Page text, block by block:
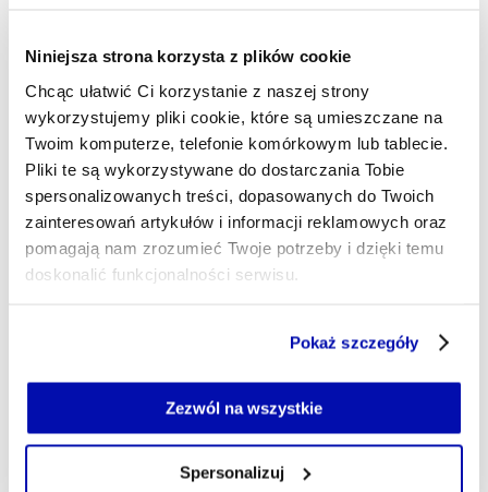
Niniejsza strona korzysta z plików cookie
Chcąc ułatwić Ci korzystanie z naszej strony
wykorzystujemy pliki cookie, które są umieszczane na
Twoim komputerze, telefonie komórkowym lub tablecie.
Pliki te są wykorzystywane do dostarczania Tobie
spersonalizowanych treści, dopasowanych do Twoich
zainteresowań artykułów i informacji reklamowych oraz
pomagają nam zrozumieć Twoje potrzeby i dzięki temu
doskonalić funkcjonalności serwisu.
Jeżeli nie wyrażasz zgody na zapisywanie plików cookie,
możesz łatwo zarządzać swoimi uprawnieniami, np. we
własnej przeglądarce internetowej lub po wybraniu opcji
Pokaż szczegóły
Zezwól na wszystkie
Spersonalizuj
Wiceminister rolnictwa Michał
Kołodziejczak odchodzi z rządu
"Mówiłem, że chcę opuścić resort już kilka tygodni temu.
Teraz jest na to dobry moment" – ogłosił podczas
konferencji prasowej Michał Kołodziejczak, wiceminister
rolnictwa i poseł KO.